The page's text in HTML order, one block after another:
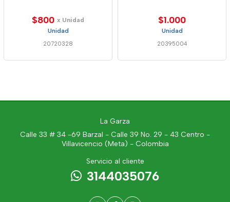
$800 x Unidad
Unidad
20720328
$1.000
Unidad
20395004
La Garza
Calle 33 # 34 -69 Barzal - Calle 39 No. 29 - 43 Centro -
Villavicencio (Meta) - Colombia
Servicio al cliente
3144035076